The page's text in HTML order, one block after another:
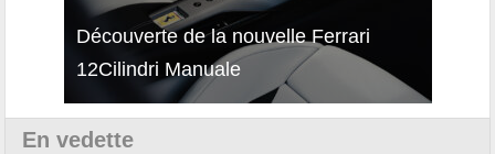
Découverte de la nouvelle Ferrari
12Cilindri Manuale
En vedette